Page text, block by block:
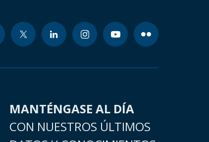
MANTÉNGASE AL DÍA
CON NUESTROS ÚLTIMOS